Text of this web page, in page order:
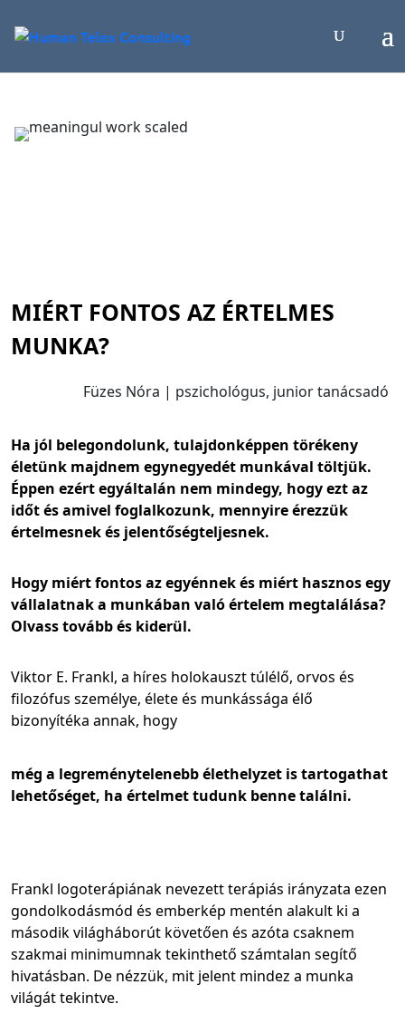
MIÉRT FONTOS AZ ÉRTELMES
MUNKA?
Füzes Nóra | pszichológus, junior tanácsadó
Ha jól belegondolunk, tulajdonképpen törékeny
életünk majdnem egynegyedét munkával töltjük.
Éppen ezért egyáltalán nem mindegy, hogy ezt az
időt és amivel foglalkozunk, mennyire érezzük
értelmesnek és jelentőségteljesnek.
Hogy miért fontos az egyénnek és miért hasznos egy
vállalatnak a munkában való értelem megtalálása?
Olvass tovább és kiderül.
Viktor E. Frankl, a híres holokauszt túlélő, orvos és
filozófus személye, élete és munkássága élő
bizonyítéka annak, hogy
még a legreménytelenebb élethelyzet is tartogathat
lehetőséget, ha értelmet tudunk benne találni.
Frankl logoterápiának nevezett terápiás irányzata ezen
gondolkodásmód és emberkép mentén alakult ki a
második világháborút követően és azóta csaknem
szakmai minimumnak tekinthető számtalan segítő
hivatásban. De nézzük, mit jelent mindez a munka
világát tekintve.